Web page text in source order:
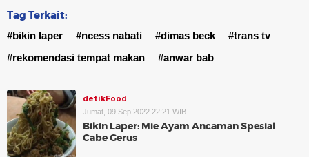
Tag Terkait:
#bikin laper #ncess nabati #dimas beck
#trans tv
#rekomendasi tempat makan
#anwar bab
detikFood
Jumat, 09 Sep 2022 22:21 WIB
Bikin Laper: Mie Ayam Ancaman Spesial
Cabe Gerus